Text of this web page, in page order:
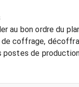
au bon ordre du
coffrage,
postes de